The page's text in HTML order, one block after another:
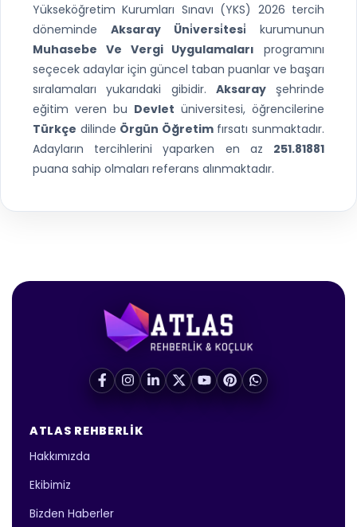
Yükseköğretim Kurumları Sınavı (YKS) 2026 tercih
döneminde Aksaray Üni̇versi̇tesi̇ kurumunun
Muhasebe Ve Vergi Uygulamaları programını
seçecek adaylar için güncel taban puanlar ve başarı
sıralamaları yukarıdaki gibidir. Aksarayşehrinde
eğitim veren bu Devlet üniversitesi, öğrencilerine
Türkçe dilinde Örgün Öğretimfırsatı sunmaktadır.
Adayların tercihlerini yaparken en az 251.81881
puana sahip olmaları referans alınmaktadır.
ATLAS REHBERLIK
Hakkımızda
Ekibimiz
Bizden Haberler